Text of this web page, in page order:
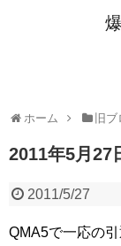
ホーム 旧
2011年5月27
2011/5/27
QMA5で一応の